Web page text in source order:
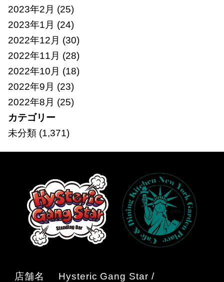
2023年2月 (25)
2023年1月 (24)
2022年12月 (30)
2022年11月 (28)
2022年10月 (18)
2022年9月 (23)
2022年8月 (25)
カテゴリー
未分類(1,371)
店舗名
Hysteric Gang Star /